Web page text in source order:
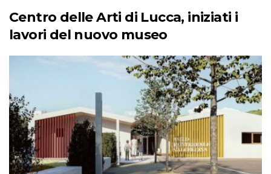
Centro delle Arti di Lucca, iniziati i
lavori del nuovo museo